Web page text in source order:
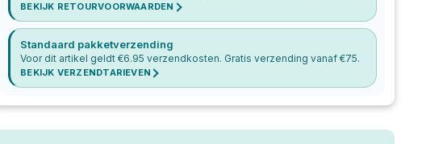
BEKIJK RETOURVOORWAARDEN
Standaard pakketverzending
Voor dit artikel geldt €6.95 verzendkosten. Gratis verzending vanaf €75.
BEKIJK VERZENDTARIEVEN